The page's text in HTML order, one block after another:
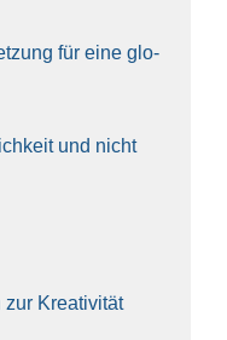
für eine glo­
und nicht
Krea­ti­vi­tät